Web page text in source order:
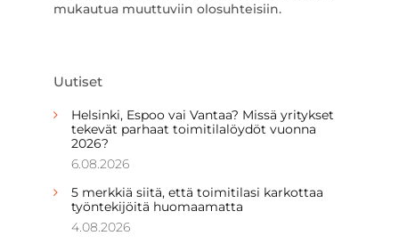
mukautua muuttuviin olosuhteisiin.
Uutiset
Helsinki, Espoo vai Vantaa? Missä yritykset
tekevät parhaat toimitilalöydöt vuonna
2026?
6.08.2026
5 merkkiä siitä, että toimitilasi karkottaa
työntekijöitä huomaamatta
4.08.2026